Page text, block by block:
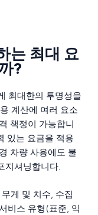
는 최대 요
?
최대한의 투명성을
계산에 여러 요소
책정이 가능합니
있는 요금을 적용
차량 사용에도 불
지셔닝합니다.
게 및 치수, 수집
비스 유형(표준, 익